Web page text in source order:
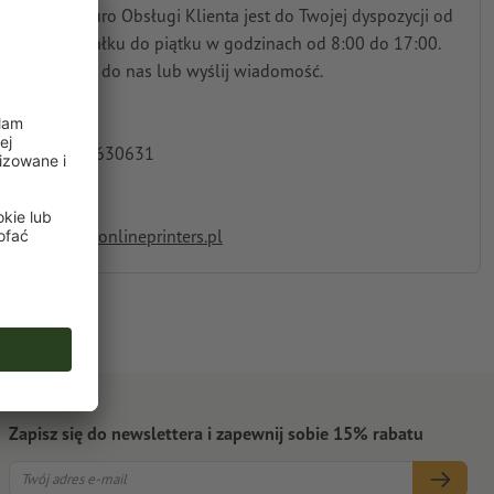
Nasze Biuro Obsługi Klienta jest do Twojej dyspozycji od
poniedziałku do piątku w godzinach od 8:00 do 17:00.
Zadzwoń do nas lub wyślij wiadomość.
+48 22 2630631
E-mail
service@onlineprinters.pl
Zapisz się do newslettera i zapewnij sobie 15% rabatu